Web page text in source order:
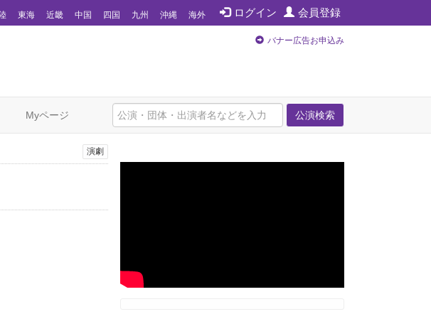
ログイン 会員登録
東海 近畿 中国 四国 九州 沖縄 海外
バナー広告お申込み
公演検索
Myページ
演劇